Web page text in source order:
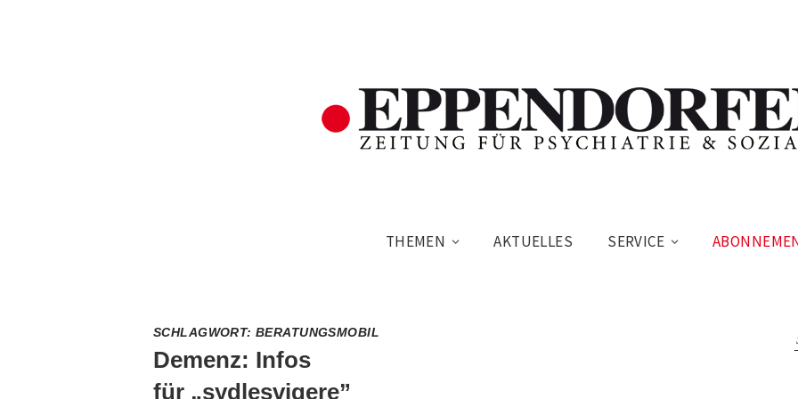
THEMEN AKTUELLES SERVICE
SCHLAGWORT:BERATUNGSMOBIL
Demenz: Infos
für „sydlesvigere”